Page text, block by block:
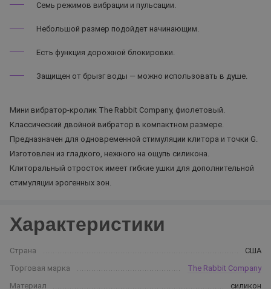
Семь режимов вибрации и пульсации.
Небольшой размер подойдет начинающим.
Есть функция дорожной блокировки.
Защищен от брызг воды — можно использовать в душе.
Мини вибратор-кролик The Rabbit Company, фиолетовый.
Классический двойной вибратор в компактном размере.
Предназначен для одновременной стимуляции клитора и точки G.
Изготовлен из гладкого, нежного на ощупь силикона.
Клиторальный отросток имеет гибкие ушки для дополнительной
стимуляции эрогенных зон.
Характеристики
Страна
США
Торговая марка
The Rabbit Company
Материал
силикон